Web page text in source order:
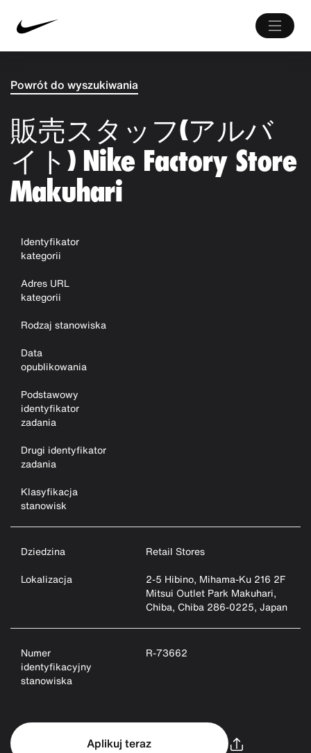
Powrót do wyszukiwania
販売スタッフ(アルバ
イト) Nike Factory Store
Makuhari
Identyfikator
kategorii
Adres URL
kategorii
Rodzaj stanowiska
Data
opublikowania
Podstawowy
identyfikator
zadania
Drugi identyfikator
zadania
Klasyfikacja
stanowisk
Dziedzina
Retail Stores
Lokalizacja
2-5 Hibino, Mihama-Ku 216 2F
Mitsui Outlet Park Makuhari,
Chiba, Chiba 286-0225, Japan
Numer
identyfikacyjny
stanowiska
R-73662
Aplikuj teraz